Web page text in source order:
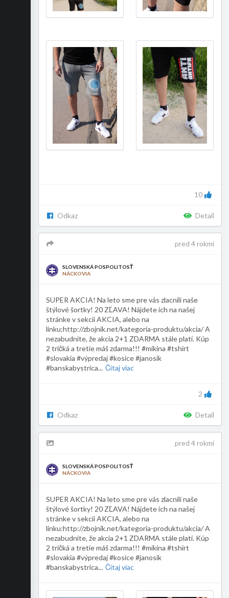
10
Odkaz Detail
pred 4 rokmi
SLOVENSKÁ POSPOLITOSŤ
NÁCKOVIA
SUPER AKCIA! Na leto sme pre vás zlacnili naše
štýlové šortky! 20 ZĽAVA! Nájdete ich na našej
stránke v sekcii AKCIA, alebo na
linku:http://zbojnik.net/kategoria-produktu/akcia/ A
nezabudnite, že akcia 2+1 ZDARMA stále platí. Kúp
2 tričká a tretie máš zdarma!!! #mikina #tshirt
#slovakia #výpredaj #kosice #janosik
#banskabystrica... Čítaj viac
2
Odkaz Detail
pred 4 rokmi
SLOVENSKÁ POSPOLITOSŤ
NÁCKOVIA
SUPER AKCIA! Na leto sme pre vás zlacnili naše
štýlové šortky! 20 ZĽAVA! Nájdete ich na našej
stránke v sekcii AKCIA, alebo na
linku:http://zbojnik.net/kategoria-produktu/akcia/ A
nezabudnite, že akcia 2+1 ZDARMA stále platí. Kúp
2 tričká a tretie máš zdarma!!! #mikina #tshirt
#slovakia #výpredaj #kosice #janosik
#banskabystrica... Čítaj viac